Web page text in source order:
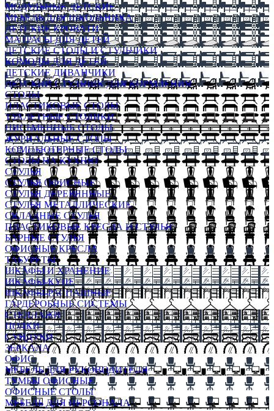
МОДУЛЬНЫЕ ДЕТСКИЕ
МЕБЕЛЬ ДЛЯ ШКОЛЬНИКА
ДЕТСКИЕ КРОВАТИ
МАТРАСЫ ДЛЯ ДЕТЕЙ
ДЕТСКИЕ СТОЛЫ И СТУЛЬЧИКИ
КОМОДЫ ДЛЯ ДЕТЕЙ
ДЕТСКИЕ ДИВАНЧИКИ
ДЕТСКИЙ СТУЛЬЧИК ДЛЯ КОРМЛЕНИЯ
СТОЛЫ
ПЛАСТИКОВЫЕ СТОЛЫ
ТУАЛЕТНЫЕ СТОЛИКИ
ПИСЬМЕННЫЕ СТОЛЫ
ЖУРНАЛЬНЫЕ СТОЛЫ
КОМПЬЮТЕРНЫЕ СТОЛЫ
СТОЛЫ НА КУХНЮ
СТУЛЬЯ
СТУЛЬЯ ОФИСНЫЕ
СТУЛЬЯ ДЕРЕВЯННЫЕ
СТУЛЬЯ МЕТАЛЛИЧЕСКИЕ
СКЛАДНЫЕ СТУЛЬЯ
ПЛАСТИКОВЫЕ КРЕСЛА И СТУЛЬЯ
БАРНЫЕ СТУЛЬЯ
ОФИСНЫЕ КРЕСЛА
ТАБУРЕТЫ
ШКАФЫ И ХРАНЕНИЕ
ШКАФЫ-КУПЕ
ШКАФЫ-РАСПАШНЫЕ
ГАРДЕРОБНЫЕ СИСТЕМЫ
СТЕЛЛАЖИ
ПОЛКИ
СУНДУКИ
ЗЕРКАЛА
ОФИС
МЕБЕЛЬ ДЛЯ РУКОВОДИТЕЛЯ
ТУМБЫ ОФИСНЫЕ
ОФИСНЫЕ СТОЛЫ
МЕБЕЛЬ ДЛЯ ПЕРСОНАЛА